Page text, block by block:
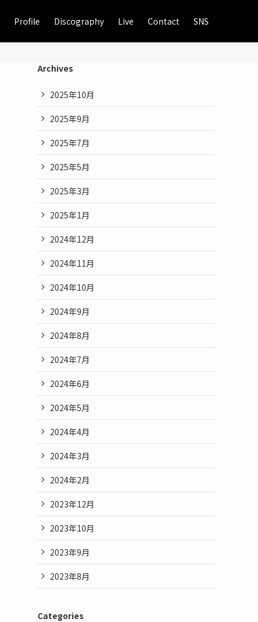
Profile Discography Live Contact SNS
Archives
2025年10月
2025年9月
2025年7月
2025年5月
2025年3月
2025年1月
2024年12月
2024年11月
2024年10月
2024年9月
2024年8月
2024年7月
2024年6月
2024年5月
2024年4月
2024年3月
2024年2月
2023年12月
2023年10月
2023年9月
2023年8月
Categories